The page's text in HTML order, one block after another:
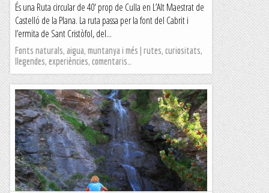
És una Ruta circular de 40′ prop de Culla en L’Alt Maestrat de
Castelló de la Plana. La ruta passa per la font del Cabrit i
l’ermita de Sant Cristòfol, del...
Fonts naturals, aigua, muntanya i més | rutes, curiositats,
llegendes, experiències, comentaris…